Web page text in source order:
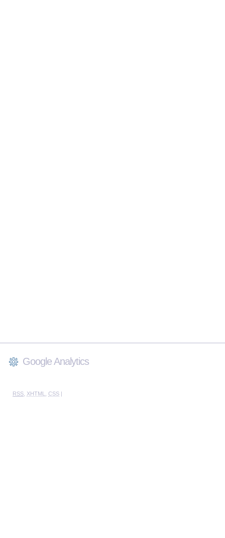
Google Analytics
RSS, XHTML, CSS